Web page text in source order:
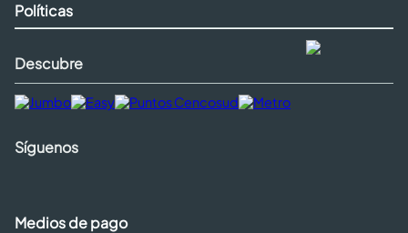
Políticas
Descubre
Síguenos
Medios de pago